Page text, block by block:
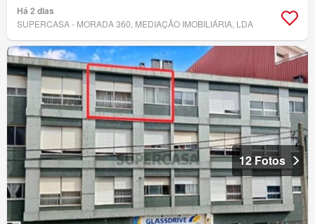
Há 2 dias
SUPERCASA - MORADA 360, MEDIAÇÃO IMOBILIÁRIA, LDA
12 Fotos